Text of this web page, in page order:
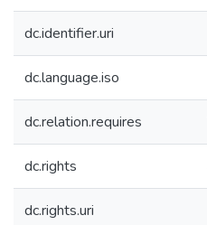
dc.identifier.uri
dc.language.iso
dc.relation.requires
dc.rights
dc.rights.uri